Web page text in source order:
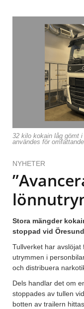
32 kilo kokain låg gömt
användes för
NYHETER
Stora mängder
stoppad vid
Tullverket har
utrymmen i
och distribuera
Dels handlar det om
stoppades av tullen
botten av trailern